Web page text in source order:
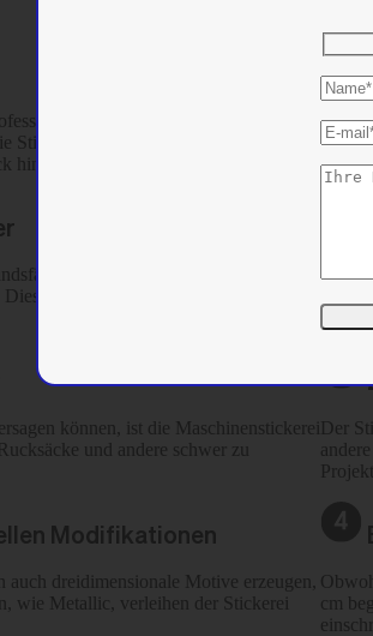
und luxuriöses Aussehen,
strahlt Prestige aus und ist
hinterlassen soll.
gegen Abnutzung und häufiges
ist besonders vorteilhaft für
können, ist die Maschinenstickerei
und andere schwer zu
Modifikationen
dreidimensionale Motive erzeugen,
wie Metallic, verleihen der Stickerei
Bei
Dies
den
Der
cm